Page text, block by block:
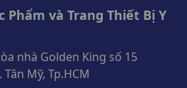
Phẩm và Trang Thiết Bị Y
nhà Golden King số 15
Mỹ, Tp.HCM